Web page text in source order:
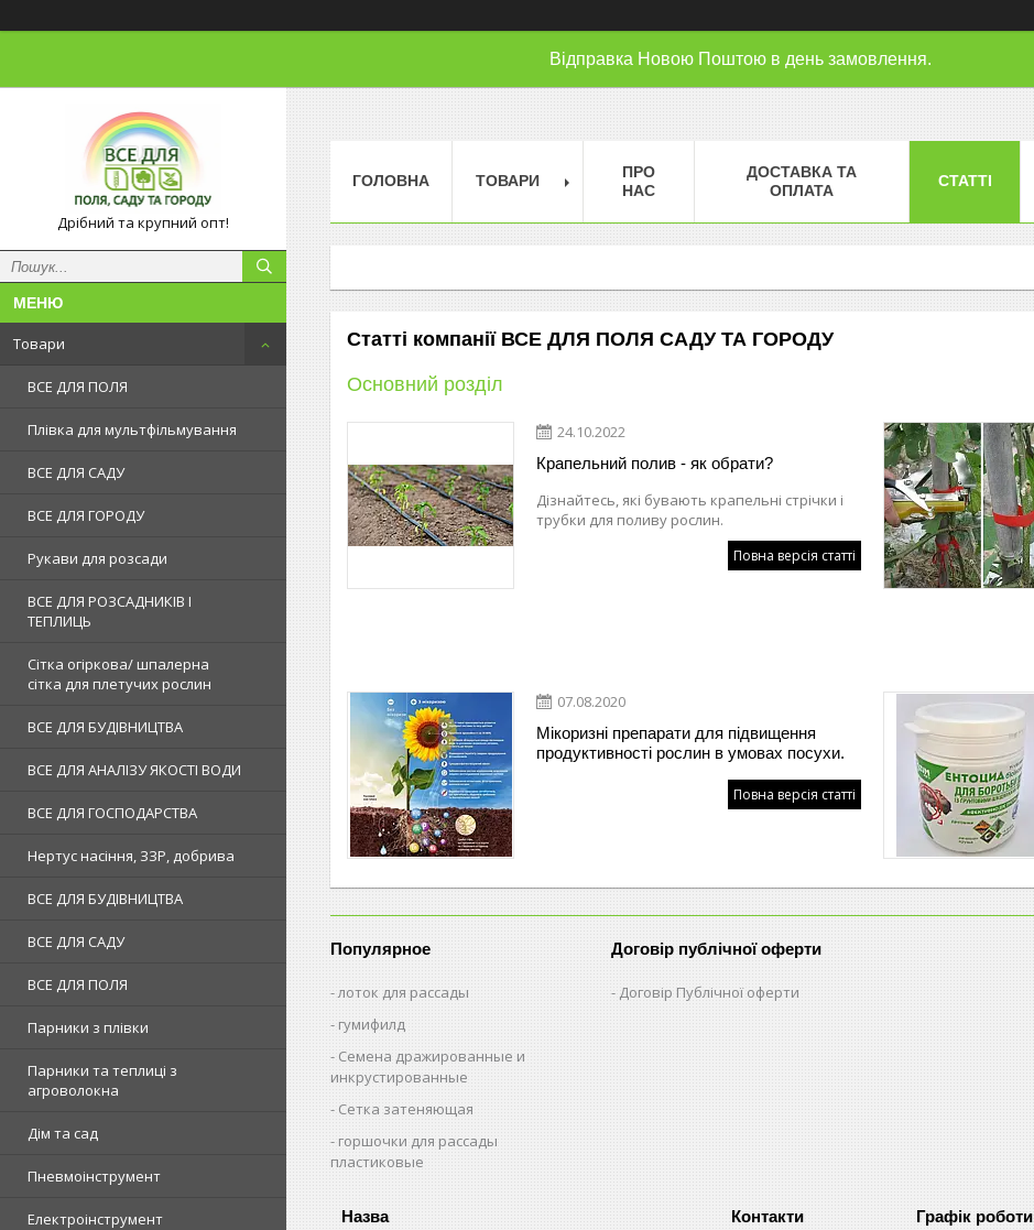
Відправка Новою Поштою в день замовлення.
Дрібний та крупний опт!
Товари
ВСЕ ДЛЯ ПОЛЯ
Плівка для мультфільмування
ВСЕ ДЛЯ САДУ
ВСЕ ДЛЯ ГОРОДУ
Рукави для розсади
ВСЕ ДЛЯ РОЗСАДНИКІВ І
ТЕПЛИЦЬ
Сітка огіркова/ шпалерна
сітка для плетучих рослин
ВСЕ ДЛЯ БУДІВНИЦТВА
ВСЕ ДЛЯ АНАЛІЗУ ЯКОСТІ ВОДИ
ВСЕ ДЛЯ ГОСПОДАРСТВА
Нертус насіння, ЗЗР, добрива
ВСЕ ДЛЯ БУДІВНИЦТВА
ВСЕ ДЛЯ САДУ
ВСЕ ДЛЯ ПОЛЯ
Парники з плівки
Парники та теплиці з
агроволокна
Дім та сад
Пневмоінструмент
Електроінструмент
ГОЛОВНА ТОВАРИ
ПРО
НАС
ДОСТАВКА ТА
ОПЛАТА
СТАТТІ
Статті компанії ВСЕ ДЛЯ ПОЛЯ САДУ ТА ГОРОДУ
Основний розділ
24.10.2022
Крапельний полив - як обрати?
Дізнайтесь, які бувають крапельні стрічки і
трубки для поливу рослин.
Повна версія статті
07.08.2020
Мікоризні препарати для підвищення
продуктивності рослин в умовах посухи.
Повна версія статті
Популярное
лоток для рассады
гумифилд
Семена дражированные и
инкрустированные
Сетка затеняющая
горшочки для рассады
пластиковые
Договір публічної оферти
Договір Публічної оферти
Графік роботи